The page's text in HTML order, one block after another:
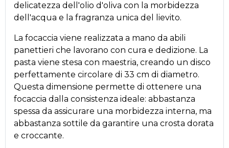
delicatezza dell'olio d'oliva con la morbidezza
dell'acqua e la fragranza unica del lievito.
La focaccia viene realizzata a mano da abili
panettieri che lavorano con cura e dedizione. La
pasta viene stesa con maestria, creando un disco
perfettamente circolare di 33 cm di diametro.
Questa dimensione permette di ottenere una
focaccia dalla consistenza ideale: abbastanza
spessa da assicurare una morbidezza interna, ma
abbastanza sottile da garantire una crosta dorata
e croccante.